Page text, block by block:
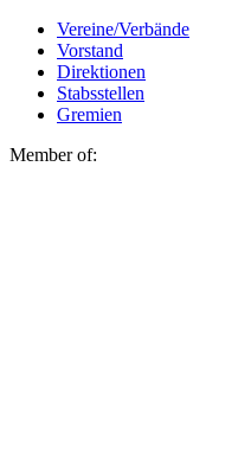
Vereine/Verbände
Vorstand
Direktionen
Stabsstellen
Gremien
Member of: